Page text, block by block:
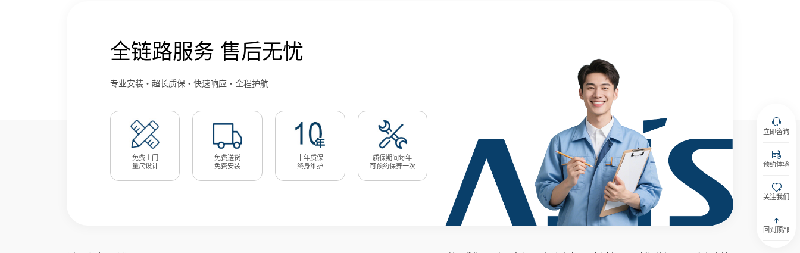
全链路服务 售后无忧
专业安装・超长质保・快速响应・全程护航
免费上门
量尺设计
免费送货
免费安装
十年质保
终身维护
质保期间每年
可预约保养一次
立即咨询
预约体验
关注我们
回到顶部